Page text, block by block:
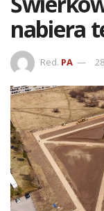
nabiera
Red. PA